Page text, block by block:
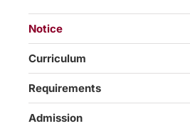
Notice
Curriculum
Requirements
Admission